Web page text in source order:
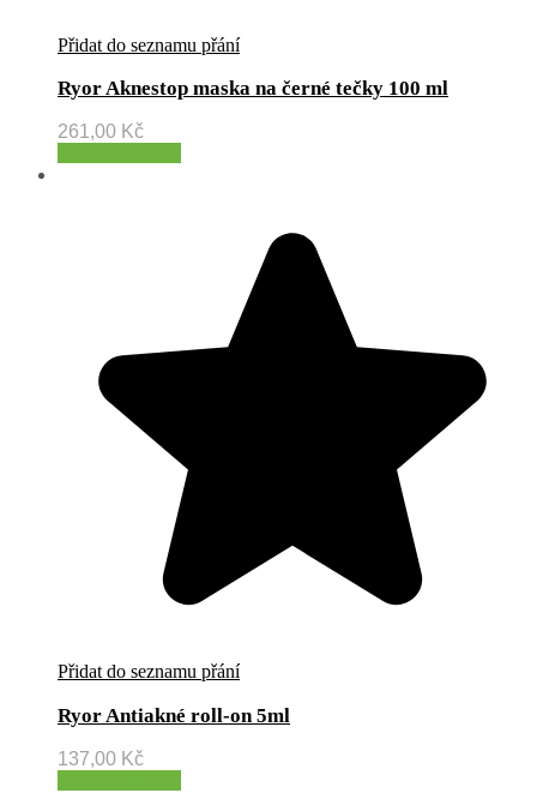
Přidat do seznamu přání
Ryor Aknestop maska na černé tečky 100 ml
261,00 Kč
Přidat do seznamu přání
Ryor Antiakné roll-on 5ml
137,00 Kč